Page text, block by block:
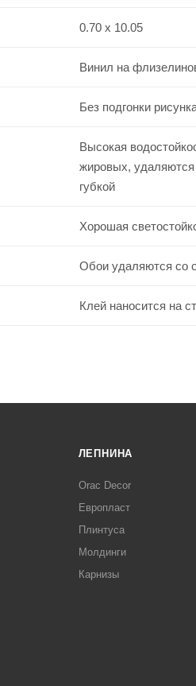
0.70 x 10.05
Винил на
Без подгонки
Высокая
жировых,
губкой
Хорошая
Обои удаляются со
Клей наносится на
ЛЕПНИНА
Orac Decor
Европласт
Плинтуса
Молдинги
Карнизы